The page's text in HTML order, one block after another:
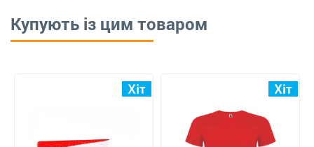
Купують із цим товаром